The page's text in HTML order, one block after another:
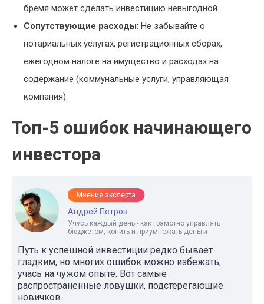
бремя может сделать инвестицию невыгодной.
Сопутствующие расходы: Не забывайте о
нотариальных услугах, регистрационных сборах,
ежегодном налоге на имущество и расходах на
содержание (коммунальные услуги, управляющая
компания).
Топ-5 ошибок начинающего
инвестора
Мнение эксперта
Андрей Петров
Учусь каждый день - как грамотно управлять
бюджетом, копить и приумножать деньги
Путь к успешной инвестиции редко бывает
гладким, но многих ошибок можно избежать,
учась на чужом опыте. Вот самые
распространенные ловушки, подстерегающие
новичков.